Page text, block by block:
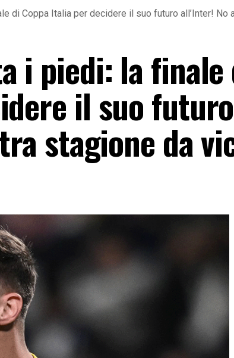
di Coppa Italia per decidere il suo futuro all’Inter! No
i piedi: la finale
il suo futuro
stagione da